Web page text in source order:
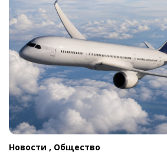
Новости , Общество